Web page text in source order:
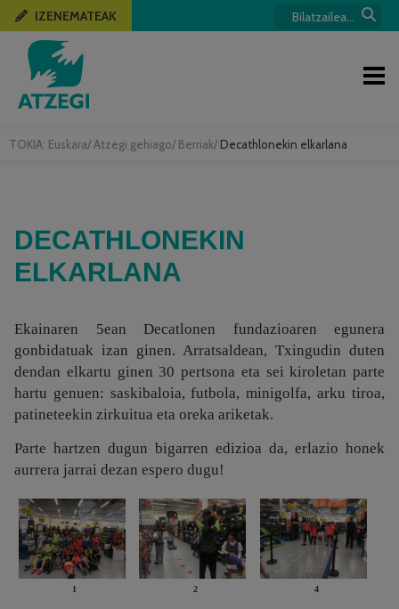
TOKIA: Euskara/ Atzegi gehiago/ Berriak/ Decathlonekin elkarlana
IZENEMATEAK
DECATHLONEKIN
ELKARLANA
Ekainaren 5ean Decatlonen fundazioaren egunera
gonbidatuak izan ginen. Arratsaldean, Txingudin duten
dendan elkartu ginen 30 pertsona eta sei kiroletan parte
hartu genuen: saskibaloia, futbola, minigolfa, arku tiroa,
patineteekin zirkuitua eta oreka ariketak.
Parte hartzen dugun bigarren edizioa da, erlazio honek
aurrera jarrai dezan espero dugu!
1 2 4